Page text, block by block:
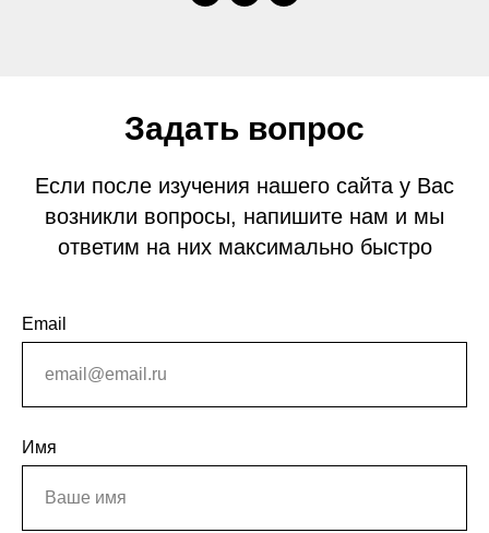
Задать вопрос
Если после изучения нашего сайта у Вас
возникли вопросы, напишите нам и мы
ответим на них максимально быстро
Email
Имя